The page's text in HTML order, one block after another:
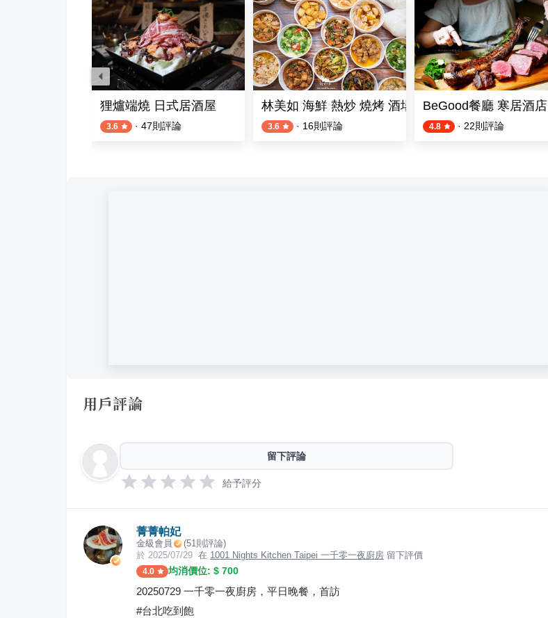
狸爐端燒 日式居酒屋
3.6 · 47則評論
林美如 海鮮 熱炒 燒烤 酒場
3.6 · 16則評論
BeGood餐廳 寒居酒店
4.8 · 22則評論
用戶評論
留下評論
給予評分
菁菁帕妃
金級會員 (51 則評論)
於 2025/07/29 在 1001 Nights Kitchen Taipei 一千零一夜廚房 留下評價
4.0 均消價位: $ 700
20250729 一千零一夜廚房，平日晚餐，首訪
#台北吃到飽